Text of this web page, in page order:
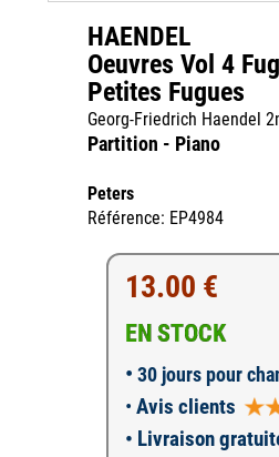
HAENDEL
Oeuvres Vol 4
Petites Fugues
Georg-Friedrich Haendel
Partition - Piano
Peters
Référence: EP4984
13.00 €
EN STOCK
• 30 jours pour
• Avis clients
• Livraison